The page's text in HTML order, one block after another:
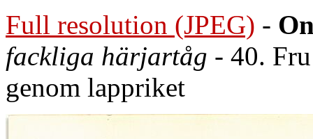
Full resolution (JPEG) -
fackliga härjartåg - 40.
genom lappriket